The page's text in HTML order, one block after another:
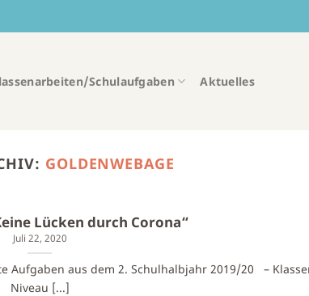
Schulaufgaben Aktuelles
GOLDENWEBAGE
Lücken durch Corona“
Juli 22, 2020
Aufgaben aus dem 2. Schulhalbjahr 2019/20 –
Niveau [...]